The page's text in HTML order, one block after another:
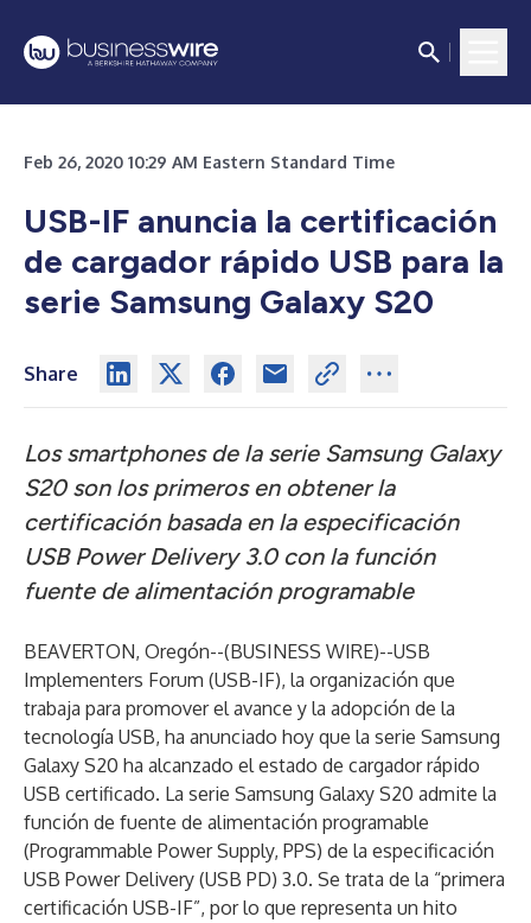
Feb 26, 2020 10:29 AM Eastern Standard Time
USB-IF anuncia la certificación
de cargador rápido USB para la
serie Samsung Galaxy S20
Share
Los smartphones de la serie Samsung Galaxy
S20 son los primeros en obtener la
certificación basada en la especificación
USB Power Delivery 3.0 con la función
fuente de alimentación programable
BEAVERTON, Oregón--(BUSINESS WIRE)--USB
Implementers Forum (USB-IF), la organización que
trabaja para promover el avance y la adopción de la
tecnología USB, ha anunciado hoy que la serie Samsung
Galaxy S20 ha alcanzado el estado de cargador rápido
USB certificado. La serie Samsung Galaxy S20 admite la
función de fuente de alimentación programable
(Programmable Power Supply, PPS) de la especificación
USB Power Delivery (USB PD) 3.0. Se trata de la “primera
certificación USB-IF”, por lo que representa un hito